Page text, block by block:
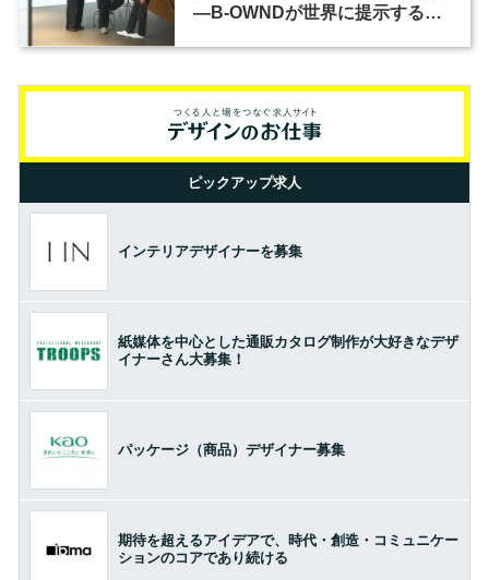
―B-OWNDが世界に提示する美
ピックアップ求人
インテリアデザイナーを募集
紙媒体を中心とした通販カタログ制作が大好きなデザ
イナーさん大募集！
パッケージ（商品）デザイナー募集
期待を超えるアイデアで、時代・創造・コミュニケー
ションのコアであり続ける